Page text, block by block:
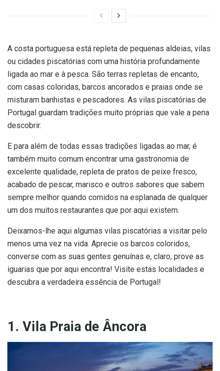
A costa portuguesa está repleta de pequenas aldeias, vilas
ou cidades piscatórias com uma história profundamente
ligada ao mar e à pesca. São terras repletas de encanto,
com casas coloridas, barcos ancorados e praias onde se
misturam banhistas e pescadores. As vilas piscatórias de
Portugal guardam tradições muito próprias que vale a pena
descobrir.
E para além de todas essas tradições ligadas ao mar, é
também muito comum encontrar uma gastronomia de
excelente qualidade, repleta de pratos de peixe fresco,
acabado de pescar, marisco e outros sabores que sabem
sempre melhor quando comidos na esplanada de qualquer
um dos muitos restaurantes que por aqui existem.
Deixamos-lhe aqui algumas vilas piscatórias a visitar pelo
menos uma vez na vida. Aprecie os barcos coloridos,
converse com as suas gentes genuínas e, claro, prove as
iguarias que por aqui encontra! Visite estas localidades e
descubra a verdadeira essência de Portugal!
1. Vila Praia de Âncora